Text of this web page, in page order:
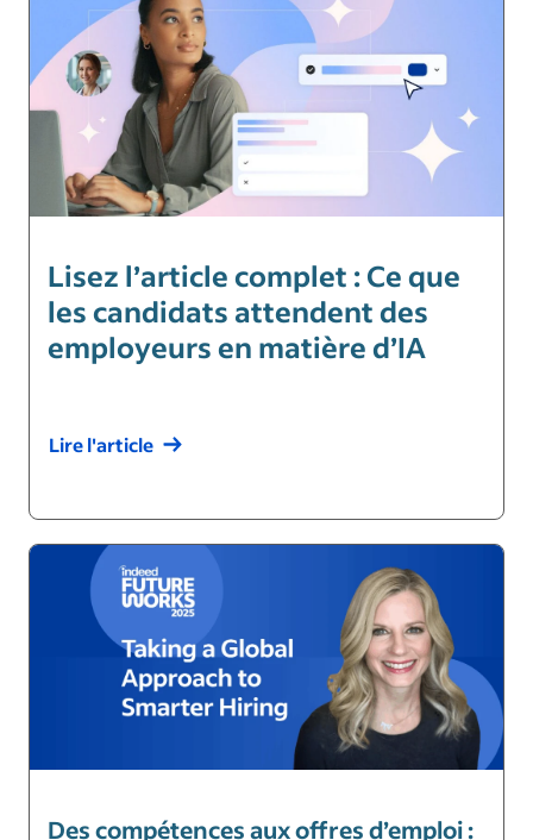
Lisez l’article complet : Ce que
les candidats attendent des
employeurs en matière d’IA
Lire l'article
Des compétences aux offres d’emploi :